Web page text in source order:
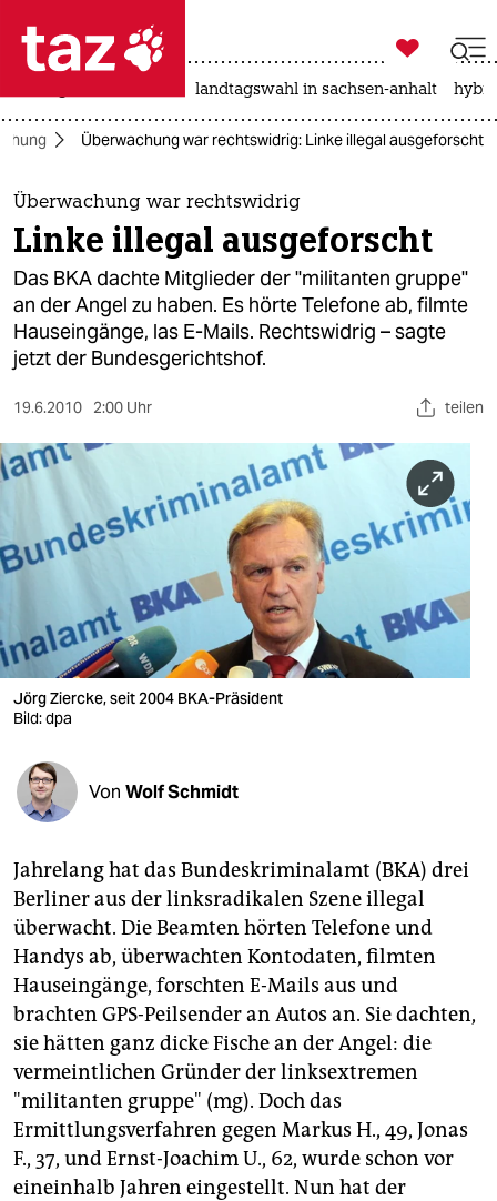
 taz zahl ich
taz zahl ich
themen
politik
öko
gesellschaft
kultur
sport
berlin
nord
verlag
verlag
shop
fragen & hilfe
unterstützen
abo
genossenschaft
epaper login

taz zahl ich
landtagswahl in sachsen-anhalt
Überwachung war rechtswidrig: Linke illegal ausgeforscht
Überwachung war rechtswidrig
Linke illegal ausgeforscht
Das BKA dachte Mitglieder der "militanten gruppe"
an der Angel zu haben. Es hörte Telefone ab, filmte
Hauseingänge, las E-Mails. Rechtswidrig – sagte
jetzt der Bundesgerichtshof.
19.6.2010 2:00 Uhr teilen
Jörg Ziercke, seit 2004 BKA-Präsident
Bild: dpa
Von Wolf Schmidt
Jahrelang hat das Bundeskriminalamt (BKA) drei
Berliner aus der linksradikalen Szene illegal
überwacht. Die Beamten hörten Telefone und
Handys ab, überwachten Kontodaten, filmten
Hauseingänge, forschten E-Mails aus und
brachten GPS-Peilsender an Autos an. Sie dachten,
sie hätten ganz dicke Fische an der Angel: die
vermeintlichen Gründer der linksextremen
"militanten gruppe" (mg). Doch das
Ermittlungsverfahren gegen Markus H., 49, Jonas
F., 37, und Ernst-Joachim U., 62, wurde schon vor
eineinhalb Jahren eingestellt. Nun hat der